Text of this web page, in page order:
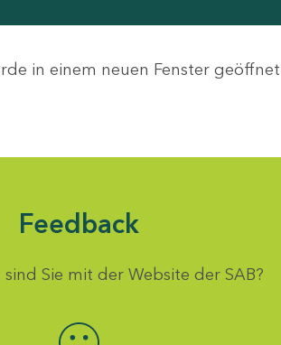
in einem neuen Fenster
Feedback
Sie mit der Website der SAB?
Bewertung auswählen